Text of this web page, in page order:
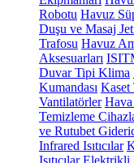
Robotu Havuz
Duşu ve Masaj
Trafosu Havuz
Aksesuarları
Duvar Tipi Klima
Kumandası
Vantilatörler
Temizleme
ve Rutubet
Infrared Isıtıcılar
Isıtıcılar Elektrikli